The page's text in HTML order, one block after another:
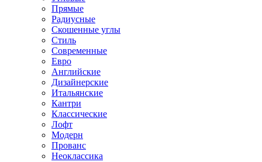
Прямые
Радиусные
Скошенные углы
Стиль
Современные
Евро
Английские
Дизайнерские
Итальянские
Кантри
Классические
Лофт
Модерн
Прованс
Неоклассика